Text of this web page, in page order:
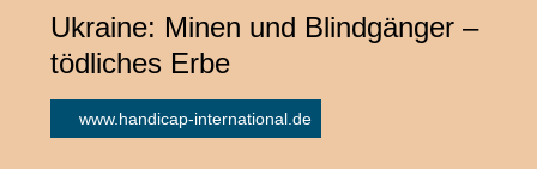
Ukraine: Minen und Blindgänger –
tödliches Erbe
www.handicap-international.de